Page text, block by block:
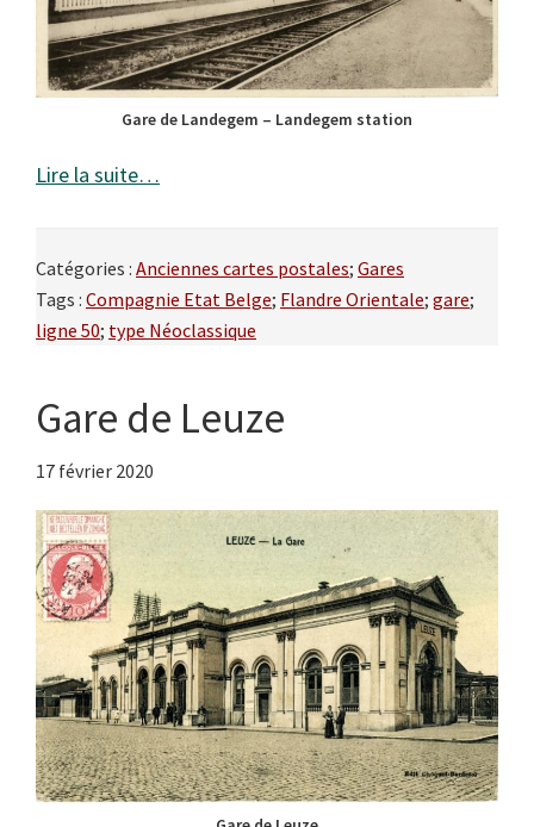
Gare de Landegem – Landegem station
Lire la suite…
Catégories : Anciennes cartes postales; Gares
Tags : Compagnie Etat Belge; Flandre Orientale; gare;
ligne 50; type Néoclassique
Gare de Leuze
17 février 2020